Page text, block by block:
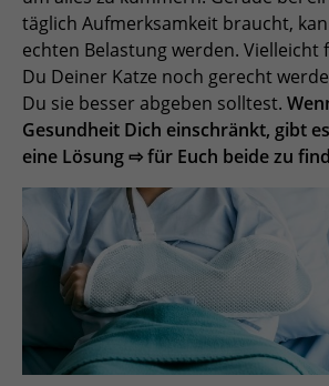
täglich Aufmerksamkeit braucht,
echten Belastung werden. Vielleicht
Du Deiner Katze noch gerecht
Du sie besser abgeben solltest.
Gesundheit Dich einschränkt, gibt
eine Lösung ⇨ für Euch beide zu